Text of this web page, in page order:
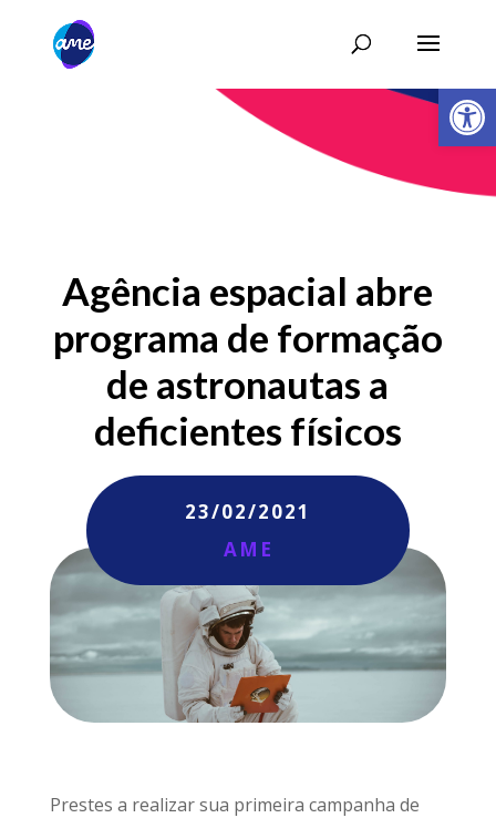
Abrir
Agência espacial abre
programa de formação
de astronautas a
deficientes físicos
23/02/2021
AME
Prestes a realizar sua primeira campanha de